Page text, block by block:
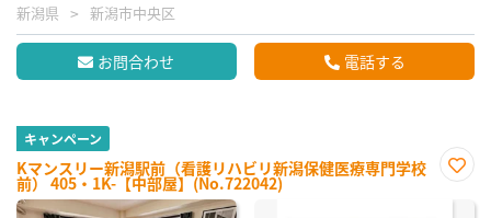
新潟県 新潟市中央区
お問合わせ 電話する
キャンペーン
Kマンスリー新潟駅前（看護リハビリ新潟保健医療専門学校
前） 405・1K-【中部屋】(No.722042)
に入